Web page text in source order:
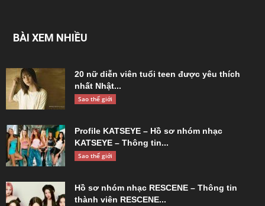
BÀI XEM NHIỀU
20 nữ diễn viên tuổi teen được yêu thích
nhất Nhật...
Sao thế giới
Profile KATSEYE – Hồ sơ nhóm nhạc
KATSEYE – Thông tin...
Sao thế giới
Hồ sơ nhóm nhạc RESCENE – Thông tin
thành viên RESCENE...